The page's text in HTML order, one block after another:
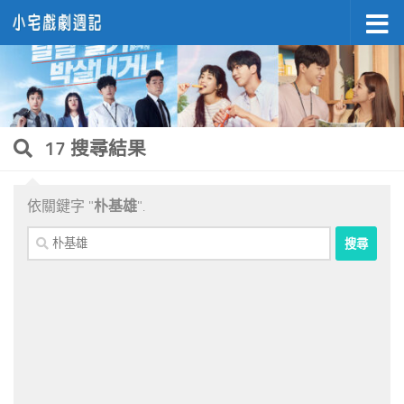
Skip to content
17 搜尋結果
依關鍵字 "朴基雄".
搜
尋